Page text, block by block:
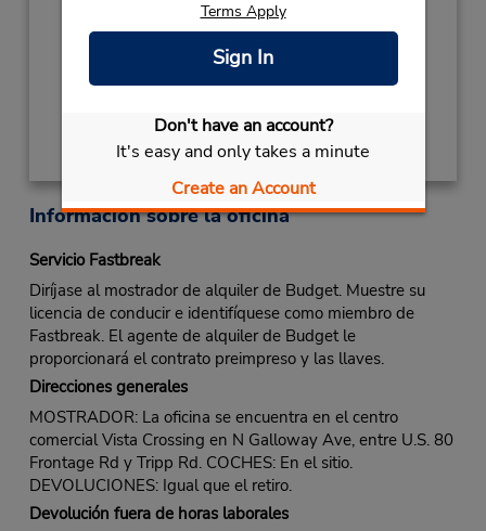
Terms Apply
Sign In
Don't have an account?
It's easy and only takes a minute
Create an Account
NEW YEARS DAYJanuary 1 closed
Ubicación para depositar llaves
Obtener direcciones
Información sobre la oficina
Servicio Fastbreak
Diríjase al mostrador de alquiler de Budget. Muestre su
licencia de conducir e identifíquese como miembro de
Fastbreak. El agente de alquiler de Budget le
proporcionará el contrato preimpreso y las llaves.
Direcciones generales
MOSTRADOR: La oficina se encuentra en el centro
comercial Vista Crossing en N Galloway Ave, entre U.S. 80
Frontage Rd y Tripp Rd. COCHES: En el sitio.
DEVOLUCIONES: Igual que el retiro.
Devolución fuera de horas laborales